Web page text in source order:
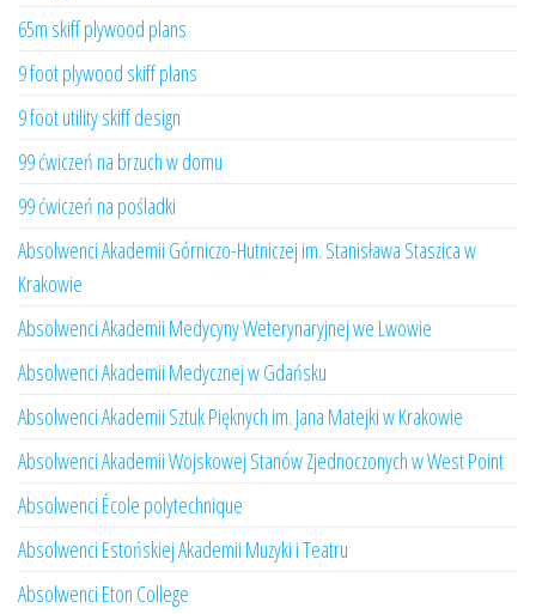
65m skiff plywood plans
9 foot plywood skiff plans
9 foot utility skiff design
99 ćwiczeń na brzuch w domu
99 ćwiczeń na pośladki
Absolwenci Akademii Górniczo-Hutniczej im. Stanisława Staszica w
Krakowie
Absolwenci Akademii Medycyny Weterynaryjnej we Lwowie
Absolwenci Akademii Medycznej w Gdańsku
Absolwenci Akademii Sztuk Pięknych im. Jana Matejki w Krakowie
Absolwenci Akademii Wojskowej Stanów Zjednoczonych w West Point
Absolwenci École polytechnique
Absolwenci Estońskiej Akademii Muzyki i Teatru
Absolwenci Eton College